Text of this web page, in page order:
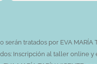
tratados por EVA MARÍA
Inscripción al taller online